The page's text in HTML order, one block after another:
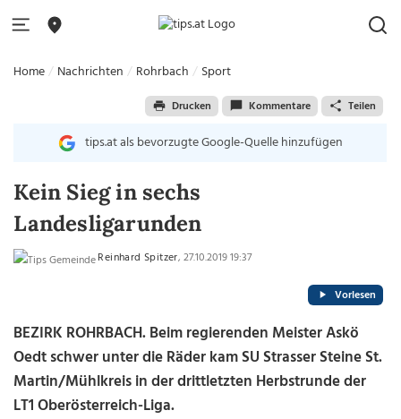
Home Nachrichten Rohrbach Sport
Drucken Kommentare Teilen
tips.at als bevorzugte Google-Quelle hinzufügen
Kein Sieg in sechs
Landesligarunden
Reinhard Spitzer, 27.10.2019 19:37
Vorlesen
BEZIRK ROHRBACH. Beim regierenden Meister Askö
Oedt schwer unter die Räder kam SU Strasser Steine St.
Martin/Mühlkreis in der drittletzten Herbstrunde der
LT1 Oberösterreich-Liga.